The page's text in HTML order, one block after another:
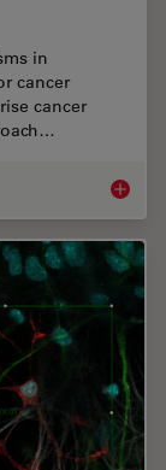
in
cancer
cancer